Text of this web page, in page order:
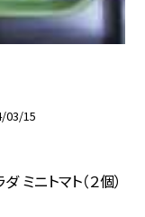
03/15
ミニトマト（２個）